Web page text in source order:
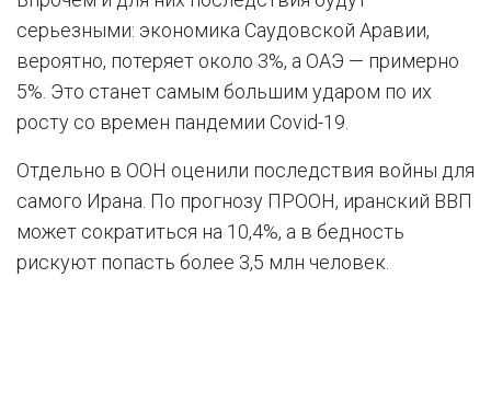
серьезными: экономика Саудовской Аравии,
вероятно, потеряет около 3%, а ОАЭ — примерно
5%. Это станет самым большим ударом по их
росту со времен пандемии Covid-19.
Отдельно в ООН оценили последствия войны для
самого Ирана. По прогнозу ПРООН, иранский ВВП
может сократиться на 10,4%, а в бедность
рискуют попасть более 3,5 млн человек.